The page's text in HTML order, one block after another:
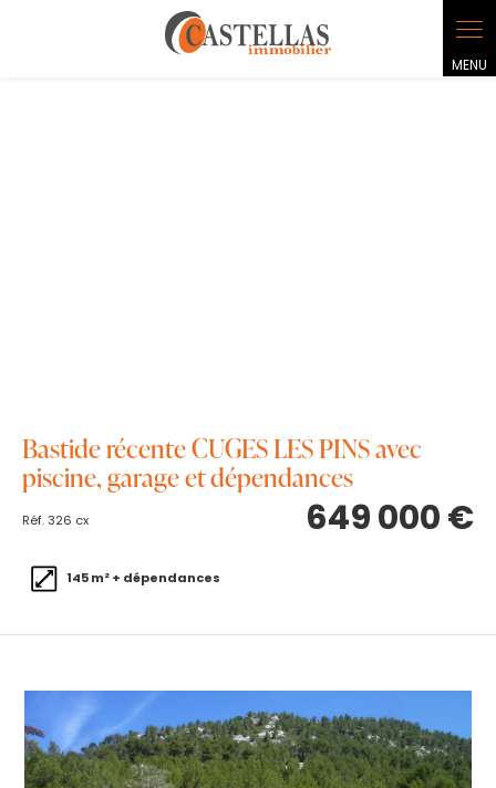
Bastide récente CUGES LES PINS avec
piscine, garage et dépendances
649 000 €
Réf. 326 cx
145 m² + dépendances